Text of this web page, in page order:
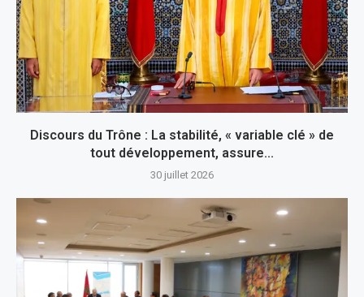
Discours du Trône : La stabilité, « variable clé » de
tout développement, assure...
30 juillet 2026